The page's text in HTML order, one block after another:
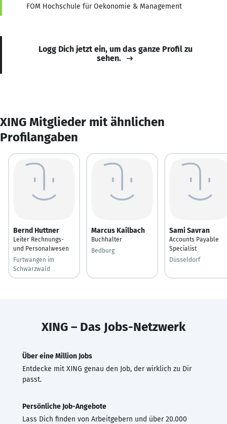
FOM Hochschule für Oekonomie & Management
Logg Dich jetzt ein, um das ganze Profil zu
sehen.
XING Mitglieder mit ähnlichen
Profilangaben
Bernd Huttner
Leiter Rechnungs-
und Personalwesen
Furtwangen im
Schwarzwald
Marcus Kailbach
Buchhalter
Bedburg
Sami Savran
Accounts Payable
Specialist
Düsseldorf
XING – Das Jobs-Netzwerk
Über eine Million Jobs
Entdecke mit XING genau den Job, der wirklich zu Dir
passt.
Persönliche Job-Angebote
Lass Dich finden von Arbeitgebern und über 20.000